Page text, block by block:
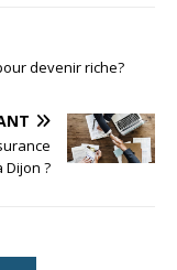
devenir riche?
Dijon ?